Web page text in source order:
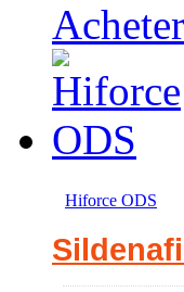
Acheter
Hiforce ODS